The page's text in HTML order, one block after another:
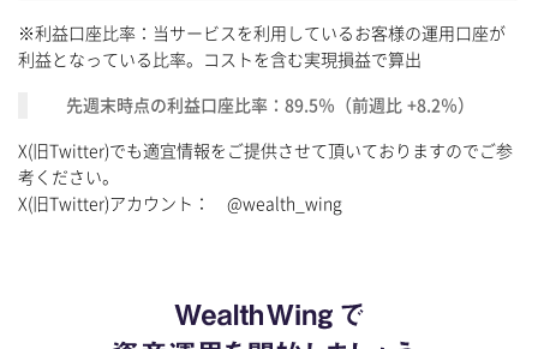
※利益口座比率：当サービスを利用しているお客様の運用口座が
利益となっている比率。コストを含む実現損益で算出
先週末時点の利益口座比率：89.5％（前週比 +8.2％）
X(旧Twitter)でも適宜情報をご提供させて頂いておりますのでご参
考ください。
X(旧Twitter)アカウント： @wealth_wing